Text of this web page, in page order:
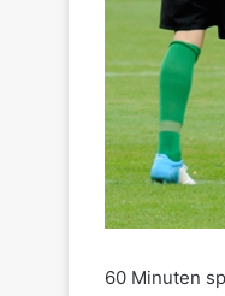
60 Minuten